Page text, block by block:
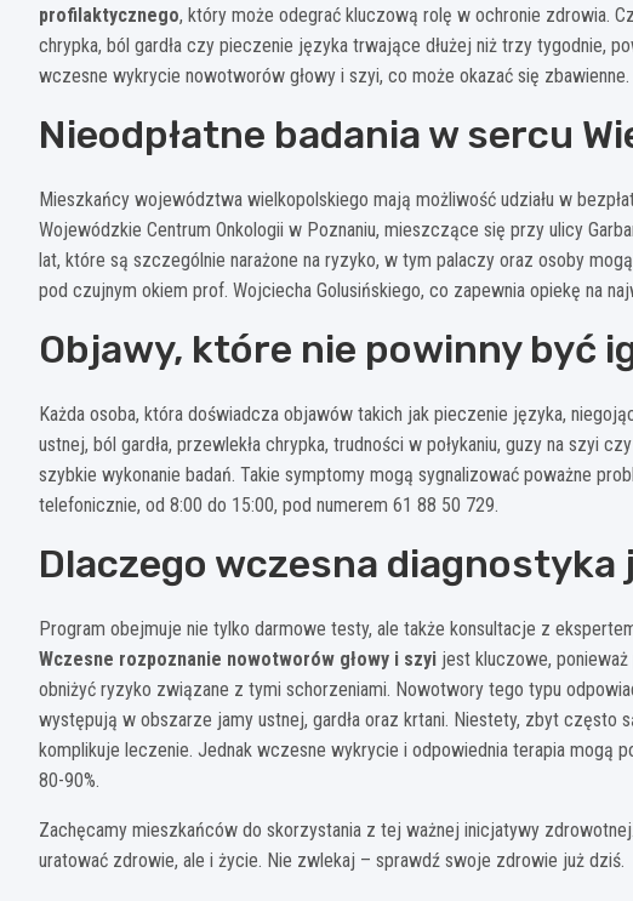
profilaktycznego, który może odegrać kluczową rolę w ochronie zdrowia.
chrypka, ból gardła czy pieczenie języka trwające dłużej niż trzy tygodnie,
wczesne wykrycie nowotworów głowy i szyi, co może okazać się zbawienne.
Nieodpłatne badania w sercu
Mieszkańcy województwa wielkopolskiego mają możliwość udziału w
Wojewódzkie Centrum Onkologii w Poznaniu, mieszczące się przy ulicy
lat, które są szczególnie narażone na ryzyko, w tym palaczy oraz osoby
pod czujnym okiem prof. Wojciecha Golusińskiego, co zapewnia opiekę na
Objawy, które nie powinny być
Każda osoba, która doświadcza objawów takich jak pieczenie języka,
ustnej, ból gardła, przewlekła chrypka, trudności w połykaniu, guzy na szyi
szybkie wykonanie badań. Takie symptomy mogą sygnalizować poważne
telefonicznie, od 8:00 do 15:00, pod numerem 61 88 50 729.
Dlaczego wczesna
Program obejmuje nie tylko darmowe testy, ale także konsultacje z
Wczesne rozpoznanie nowotworów głowy i szyi jest kluczowe,
obniżyć ryzyko związane z tymi schorzeniami. Nowotwory tego typu
występują w obszarze jamy ustnej, gardła oraz krtani. Niestety, zbyt często
komplikuje leczenie. Jednak wczesne wykrycie i odpowiednia terapia mogą
80-90%.
Zachęcamy mieszkańców do skorzystania z tej ważnej inicjatywy
uratować zdrowie, ale i życie. Nie zwlekaj – sprawdź swoje zdrowie już dziś.